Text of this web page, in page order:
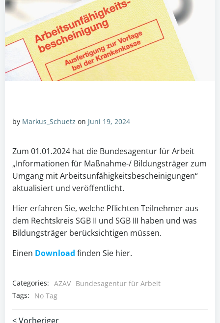
by Markus_Schuetz on Juni 19, 2024
Zum 01.01.2024 hat die Bundesagentur für Arbeit
„Informationen für Maßnahme-/ Bildungsträger zum
Umgang mit Arbeitsunfähigkeitsbescheinigungen“
aktualisiert und veröffentlicht.
Hier erfahren Sie, welche Pflichten Teilnehmer aus
dem Rechtskreis SGB II und SGB III haben und was
Bildungsträger berücksichtigen müssen.
Einen Download finden Sie hier.
Categories: AZAV Bundesagentur für Arbeit
Tags:
No Tag
< Vorheriger